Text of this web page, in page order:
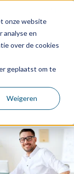
onze website
analyse en
over de cookies
geplaatst om te
Weigeren
0318 -
Agenda